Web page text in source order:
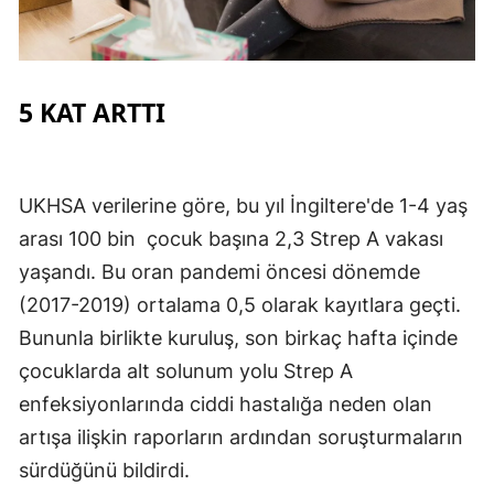
Niğde
Ordu
Samsun
Siirt
Sivas
Tekirdağ
5 KAT ARTTI
UKHSA verilerine göre, bu yıl İngiltere'de 1-4 yaş
arası 100 bin çocuk başına 2,3 Strep A vakası
yaşandı. Bu oran pandemi öncesi dönemde
(2017-2019) ortalama 0,5 olarak kayıtlara geçti.
Bununla birlikte kuruluş, son birkaç hafta içinde
çocuklarda alt solunum yolu Strep A
enfeksiyonlarında ciddi hastalığa neden olan
artışa ilişkin raporların ardından soruşturmaların
sürdüğünü bildirdi.